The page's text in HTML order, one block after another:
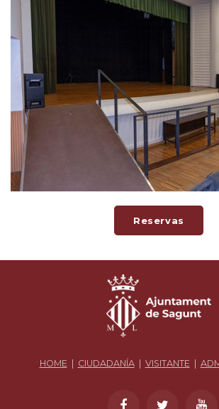
Reservas
HOME | CIUDADANÍA| VISITANTE |